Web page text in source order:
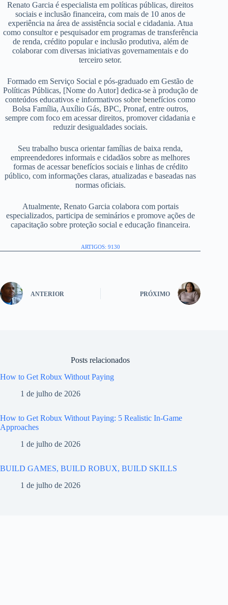
Renato Garcia é especialista em políticas públicas, direitos
sociais e inclusão financeira, com mais de 10 anos de
experiência na área de assistência social e cidadania. Atua
como consultor e pesquisador em programas de transferência
de renda, crédito popular e inclusão produtiva, além de
colaborar com diversas iniciativas governamentais e do
terceiro setor.
Formado em Serviço Social e pós-graduado em Gestão de
Políticas Públicas, [Nome do Autor] dedica-se à produção de
conteúdos educativos e informativos sobre benefícios como
Bolsa Família, Auxílio Gás, BPC, Pronaf, entre outros,
sempre com foco em acessar direitos, promover cidadania e
reduzir desigualdades sociais.
Seu trabalho busca orientar famílias de baixa renda,
empreendedores informais e cidadãos sobre as melhores
formas de acessar benefícios sociais e linhas de crédito
público, com informações claras, atualizadas e baseadas nas
normas oficiais.
Atualmente, Renato Garcia colabora com portais
especializados, participa de seminários e promove ações de
capacitação sobre proteção social e educação financeira.
ARTIGOS: 9130
ANTERIOR PRÓXIMO
Posts relacionados
How to Get Robux Without Paying
1 de julho de 2026
How to Get Robux Without Paying: 5 Realistic In-Game
Approaches
1 de julho de 2026
BUILD GAMES, BUILD ROBUX, BUILD SKILLS
1 de julho de 2026